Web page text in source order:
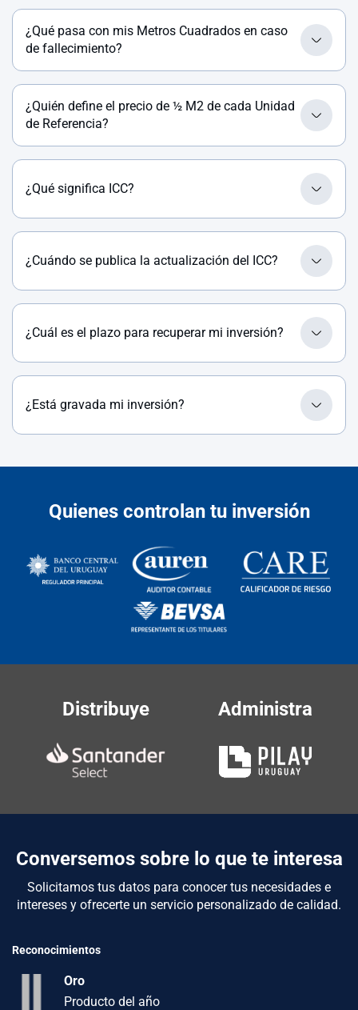
¿Qué pasa con mis Metros Cuadrados en caso
de fallecimiento?
¿Quién define el precio de ½ M2 de cada Unidad
de Referencia?
¿Qué significa ICC?
¿Cuándo se publica la actualización del ICC?
¿Cuál es el plazo para recuperar mi inversión?
¿Está gravada mi inversión?
Quienes controlan tu inversión
Distribuye Administra
Conversemos sobre lo que te interesa
Solicitamos tus datos para conocer tus necesidades e
intereses y ofrecerte un servicio personalizado de calidad.
Reconocimientos
Oro
Producto del año